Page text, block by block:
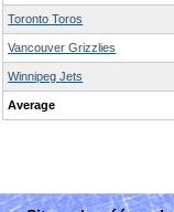
Toronto Toros
Vancouver Grizzlies
Winnipeg Jets
Average